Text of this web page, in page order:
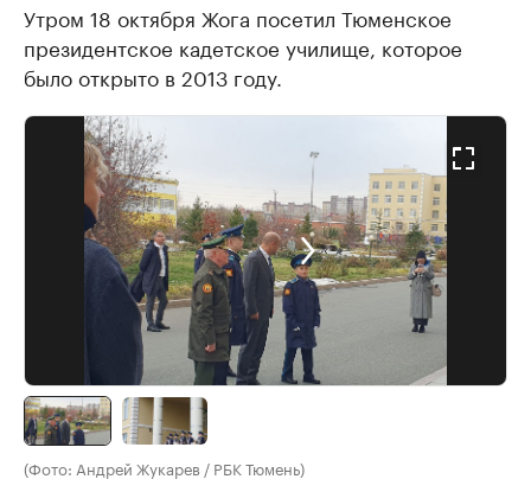
Утром 18 октября Жога посетил Тюменское
президентское кадетское училище, которое
было открыто в 2013 году.
(Фото: Андрей Жукарев / РБК Тюмень)